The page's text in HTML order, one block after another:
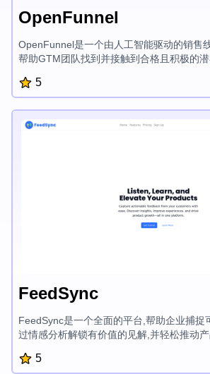
OpenFunnel
OpenFunnel是一个由人工智能驱动的销售
帮助GTM团队找到并接触到合格且积极的
您的产品和行业需求。借助无缝的Slack集
我改进的代理,OpenFunnel赋能企业及时与
5
FeedSync
FeedSync是一个全面的平台,帮助企业捕捉
过情感分析解锁有价值的见解,并轻松推动产
等功能,FeedSync赋能企业做出数据驱动的
5